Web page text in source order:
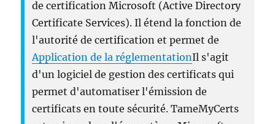
de certification Microsoft (Active Directory
Certificate Services). Il étend la fonction de
l'autorité de certification et permet de
Application de la réglementationIl s'agit
d'un logiciel de gestion des certificats qui
permet d'automatiser l'émission de
certificats en toute sécurité. TameMyCerts